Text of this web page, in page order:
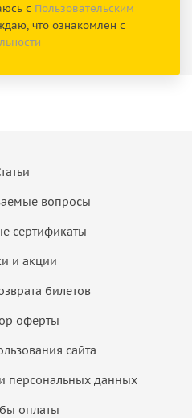
с Пользовательским
что ознакомлен с
вопросы
сертификаты
и акции
билетов
оферты
сайта
персональных данных
оплаты